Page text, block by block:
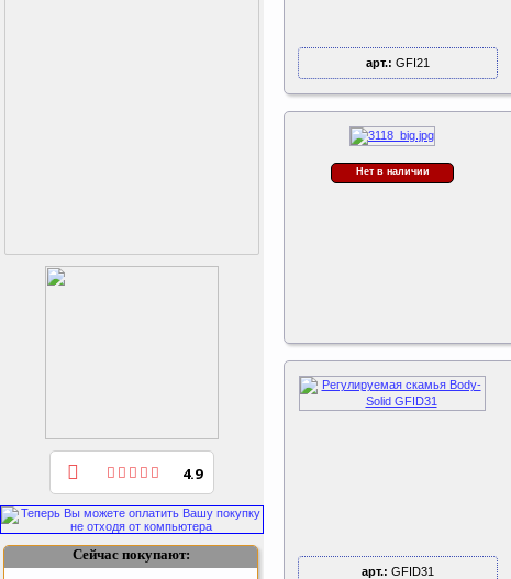
арт.: GFI21
Нет в наличии
арт.: GFID31
4.9
Сейчас покупают:
Kettler Swing
Дополнительные качели
для игрового комплекса
Play Tower